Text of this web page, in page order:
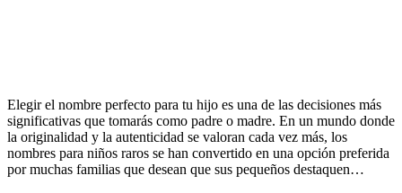
Elegir el nombre perfecto para tu hijo es una de las decisiones más
significativas que tomarás como padre o madre. En un mundo donde
la originalidad y la autenticidad se valoran cada vez más, los
nombres para niños raros se han convertido en una opción preferida
por muchas familias que desean que sus pequeños destaquen…